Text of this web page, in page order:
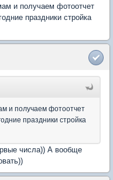
и получаем фотоотчет
праздники стройка
и получаем фотоотчет
праздники стройка
числа)) А вообще